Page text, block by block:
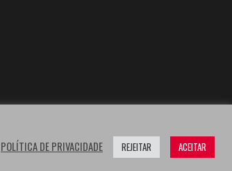
POLÍTICA DE PRIVACIDADE REJEITAR ACEITAR